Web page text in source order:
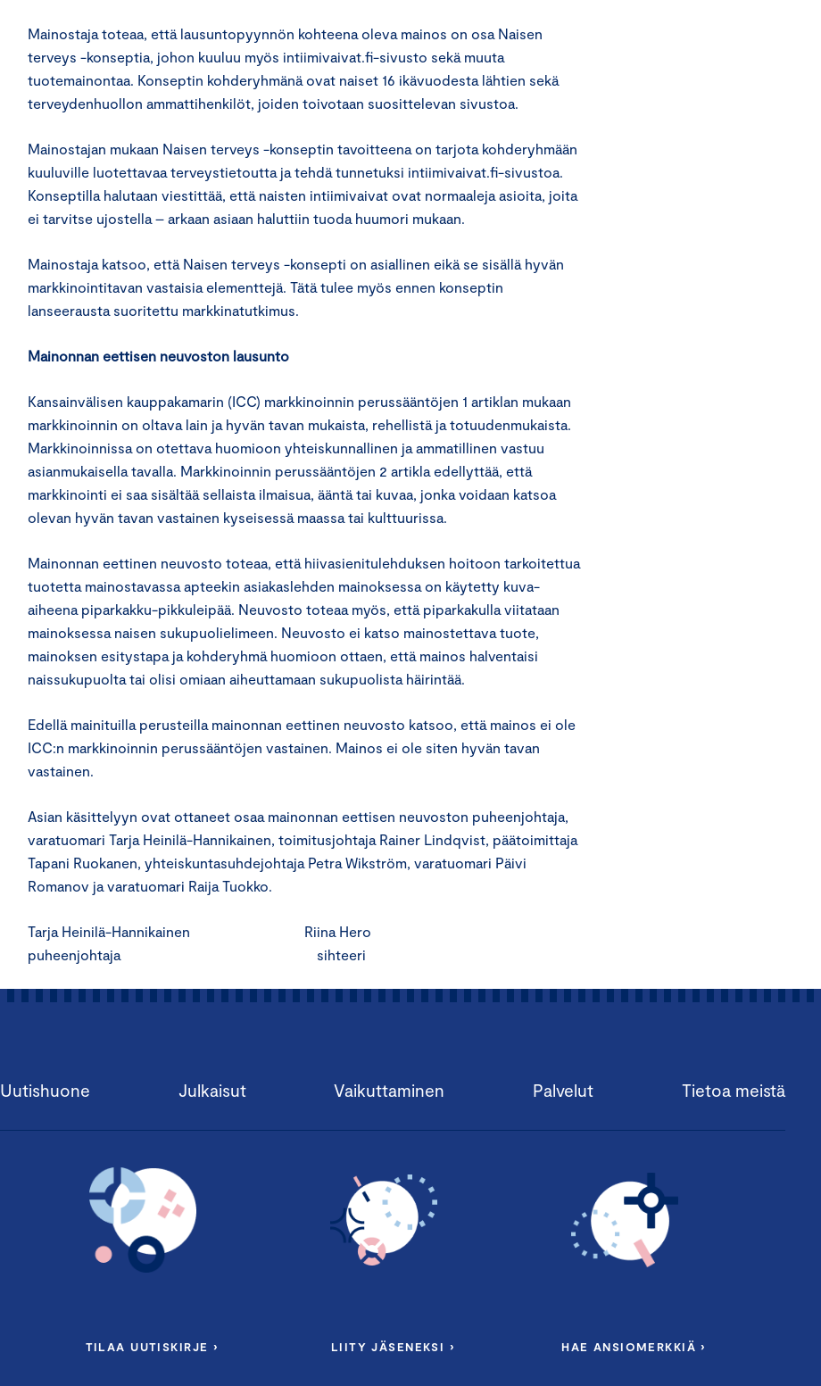
Mainostaja toteaa, että lausuntopyynnön kohteena oleva mainos on osa Naisen
terveys -konseptia, johon kuuluu myös intiimivaivat.fi-sivusto sekä muuta
tuotemainontaa. Konseptin kohderyhmänä ovat naiset 16 ikävuodesta lähtien sekä
terveydenhuollon ammattihenkilöt, joiden toivotaan suosittelevan sivustoa.
Mainostajan mukaan Naisen terveys -konseptin tavoitteena on tarjota kohderyhmään
kuuluville luotettavaa terveystietoutta ja tehdä tunnetuksi intiimivaivat.fi-sivustoa.
Konseptilla halutaan viestittää, että naisten intiimivaivat ovat normaaleja asioita, joita
ei tarvitse ujostella – arkaan asiaan haluttiin tuoda huumori mukaan.
Mainostaja katsoo, että Naisen terveys -konsepti on asiallinen eikä se sisällä hyvän
markkinointitavan vastaisia elementtejä. Tätä tulee myös ennen konseptin
lanseerausta suoritettu markkinatutkimus.
Mainonnan eettisen neuvoston lausunto
Kansainvälisen kauppakamarin (ICC) markkinoinnin perussääntöjen 1 artiklan mukaan
markkinoinnin on oltava lain ja hyvän tavan mukaista, rehellistä ja totuudenmukaista.
Markkinoinnissa on otettava huomioon yhteiskunnallinen ja ammatillinen vastuu
asianmukaisella tavalla. Markkinoinnin perussääntöjen 2 artikla edellyttää, että
markkinointi ei saa sisältää sellaista ilmaisua, ääntä tai kuvaa, jonka voidaan katsoa
olevan hyvän tavan vastainen kyseisessä maassa tai kulttuurissa.
Mainonnan eettinen neuvosto toteaa, että hiivasienitulehduksen hoitoon tarkoitettua
tuotetta mainostavassa apteekin asiakaslehden mainoksessa on käytetty kuva-
aiheena piparkakku-pikkuleipää. Neuvosto toteaa myös, että piparkakulla viitataan
mainoksessa naisen sukupuolielimeen. Neuvosto ei katso mainostettava tuote,
mainoksen esitystapa ja kohderyhmä huomioon ottaen, että mainos halventaisi
naissukupuolta tai olisi omiaan aiheuttamaan sukupuolista häirintää.
Edellä mainituilla perusteilla mainonnan eettinen neuvosto katsoo, että mainos ei ole
ICC:n markkinoinnin perussääntöjen vastainen. Mainos ei ole siten hyvän tavan
vastainen.
Asian käsittelyyn ovat ottaneet osaa mainonnan eettisen neuvoston puheenjohtaja,
varatuomari Tarja Heinilä-Hannikainen, toimitusjohtaja Rainer Lindqvist, päätoimittaja
Tapani Ruokanen, yhteiskuntasuhdejohtaja Petra Wikström, varatuomari Päivi
Romanov ja varatuomari Raija Tuokko.
Tarja Heinilä-Hannikainen Riina Hero
puheenjohtaja sihteeri
Uutishuone Julkaisut Vaikuttaminen Palvelut Tietoa meistä
TILAA UUTISKIRJE › LIITY JÄSENEKSI › HAE ANSIOMERKKIÄ ›